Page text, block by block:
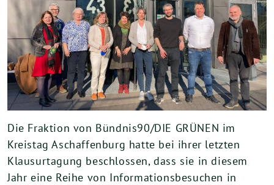
Die Fraktion von Bündnis90/DIE GRÜNEN im
Kreistag Aschaffenburg hatte bei ihrer letzten
Klausurtagung beschlossen, dass sie in diesem
Jahr eine Reihe von Informationsbesuchen in